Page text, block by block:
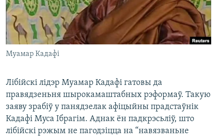
КУЛЬТУРА
КАЛЯНДАР
МОВА
НА ХВАЛЯХ СВАБОДЫ
Муамар Кадафі
Лібійскі лідэр Муамар Кадафі гатовы да
правядзеньня шырокамаштабных рэформаў. Такую
заяву зрабіў у панядзелак афіцыйны прадстаўнік
Кадафі Муса Ібрагім. Аднак ён падкрэсьліў, што
лібійскі рэжым не пагодзіцца на “навязваньне